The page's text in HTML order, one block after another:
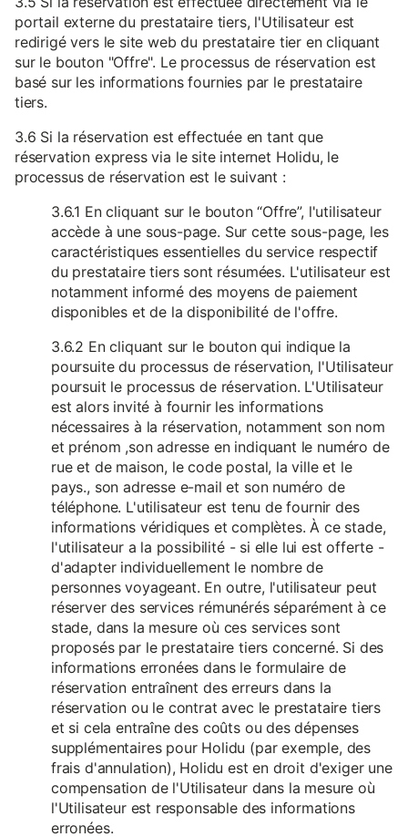
portail externe du prestataire tiers, l'Utilisateur est
redirigé vers le site web du prestataire tier en cliquant
sur le bouton "Offre". Le processus de réservation est
basé sur les informations fournies par le prestataire
tiers.
3.6 Si la réservation est effectuée en tant que
réservation express via le site internet Holidu, le
processus de réservation est le suivant :
3.6.1 En cliquant sur le bouton “Offre”, l'utilisateur
accède à une sous-page. Sur cette sous-page, les
caractéristiques essentielles du service respectif
du prestataire tiers sont résumées. L'utilisateur est
notamment informé des moyens de paiement
disponibles et de la disponibilité de l'offre.
3.6.2 En cliquant sur le bouton qui indique la
poursuite du processus de réservation, l'Utilisateur
poursuit le processus de réservation. L'Utilisateur
est alors invité à fournir les informations
nécessaires à la réservation, notamment son nom
et prénom ,son adresse en indiquant le numéro de
rue et de maison, le code postal, la ville et le
pays., son adresse e-mail et son numéro de
téléphone. L'utilisateur est tenu de fournir des
informations véridiques et complètes. À ce stade,
l'utilisateur a la possibilité - si elle lui est offerte -
d'adapter individuellement le nombre de
personnes voyageant. En outre, l'utilisateur peut
réserver des services rémunérés séparément à ce
stade, dans la mesure où ces services sont
proposés par le prestataire tiers concerné. Si des
informations erronées dans le formulaire de
réservation entraînent des erreurs dans la
réservation ou le contrat avec le prestataire tiers
et si cela entraîne des coûts ou des dépenses
supplémentaires pour Holidu (par exemple, des
frais d'annulation), Holidu est en droit d'exiger une
compensation de l'Utilisateur dans la mesure où
l'Utilisateur est responsable des informations
erronées.